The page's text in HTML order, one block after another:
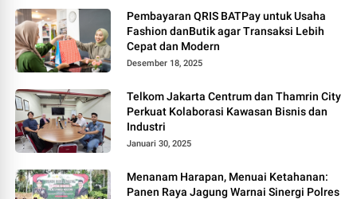
Pembayaran QRIS BATPay untuk Usaha
Fashion danButik agar Transaksi Lebih
Cepat dan Modern
Desember 18, 2025
Telkom Jakarta Centrum dan Thamrin City
Perkuat Kolaborasi Kawasan Bisnis dan
Industri
Januari 30, 2025
Menanam Harapan, Menuai Ketahanan:
Panen Raya Jagung Warnai Sinergi Polres